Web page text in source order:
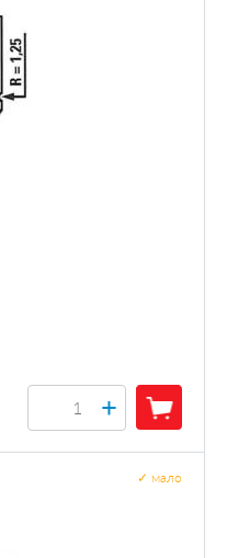
+
мало